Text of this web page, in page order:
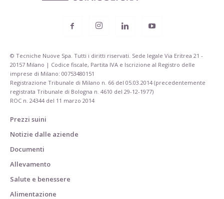
© Tecniche Nuove Spa. Tutti i diritti riservati. Sede legale Via Eritrea 21 -
20157 Milano | Codice fiscale, Partita IVA e Iscrizione al Registro delle
imprese di Milano: 00753480151
Registrazione Tribunale di Milano n. 66 del 05.03.2014 (precedentemente
registrata Tribunale di Bologna n. 4610 del 29-12-1977)
ROC n. 24344 del 11 marzo 2014
Prezzi suini
Notizie dalle aziende
Documenti
Allevamento
Salute e benessere
Alimentazione